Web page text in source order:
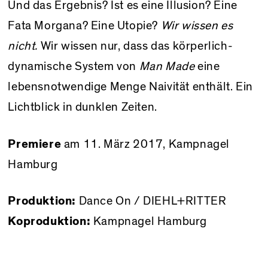
Und das Ergebnis? Ist es eine Illusion? Eine
Fata Morgana? Eine Utopie? Wir wissen es
nicht. Wir wissen nur, dass das körperlich-
dynamische System von Man Madeeine
lebensnotwendige Menge Naivität enthält. Ein
Lichtblick in dunklen Zeiten.
Premiere am 11. März 2017, Kampnagel
Hamburg
Produktion: Dance On / DIEHL+RITTER
Koproduktion: Kampnagel Hamburg